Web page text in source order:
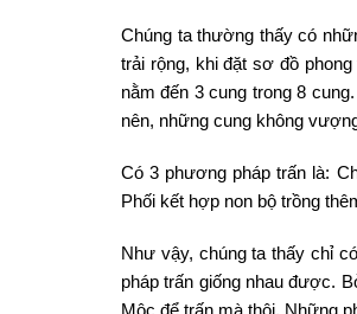
Chúng ta thường thấy có
trải rộng, khi đặt sơ đồ
nằm đến 3 cung trong 8
nên, những cung không
Có 3 phương pháp trấn là:
Phối kết hợp non bộ trồng
Như vậy, chúng ta thấy chỉ
pháp trấn giống nhau được.
Mộc để trấn mà thôi. Những